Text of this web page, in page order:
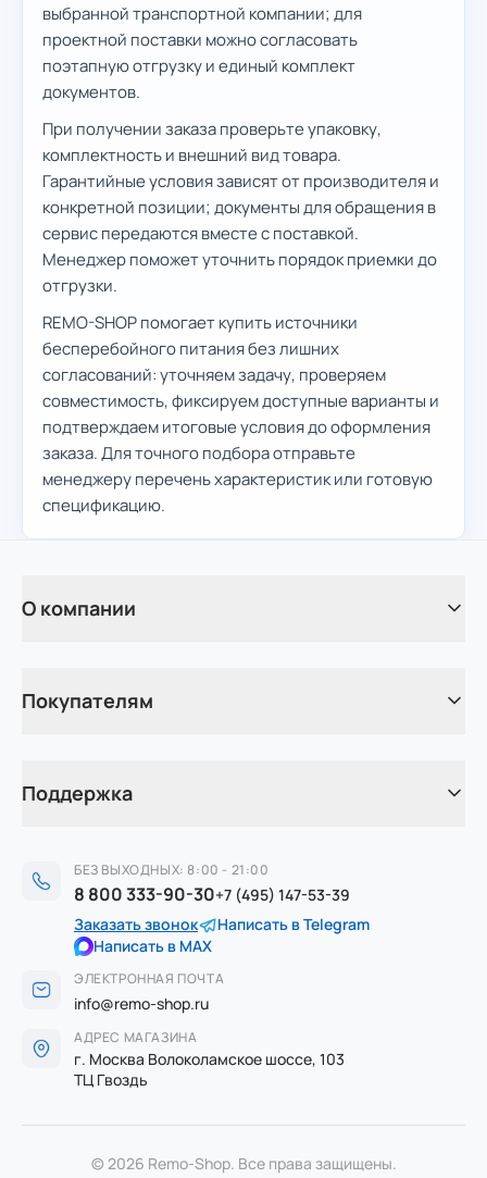
выбранной транспортной компании; для
проектной поставки можно согласовать
поэтапную отгрузку и единый комплект
документов.
При получении заказа проверьте упаковку,
комплектность и внешний вид товара.
Гарантийные условия зависят от производителя и
конкретной позиции; документы для обращения в
сервис передаются вместе с поставкой.
Менеджер поможет уточнить порядок приемки до
отгрузки.
REMO-SHOP помогает купить источники
бесперебойного питания без лишних
согласований: уточняем задачу, проверяем
совместимость, фиксируем доступные варианты и
подтверждаем итоговые условия до оформления
заказа. Для точного подбора отправьте
менеджеру перечень характеристик или готовую
спецификацию.
О компании
Покупателям
Поддержка
БЕЗ ВЫХОДНЫХ: 8:00 - 21:00
8 800 333-90-30+7 (495) 147-53-39
Заказать звонок
Написать в Telegram
Написать в MAX
ЭЛЕКТРОННАЯ ПОЧТА
info@remo-shop.ru
АДРЕС МАГАЗИНА
г. Москва Волоколамское шоссе, 103
ТЦ Гвоздь
© 2026 Remo-Shop. Все права защищены.